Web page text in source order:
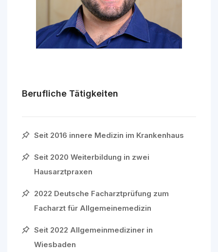
Berufliche Tätigkeiten
Seit 2016 innere Medizin im Krankenhaus
Seit 2020 Weiterbildung in zwei
Hausarztpraxen
2022 Deutsche Facharztprüfung zum
Facharzt für Allgemeinemedizin
Seit 2022 Allgemeinmediziner in
Wiesbaden